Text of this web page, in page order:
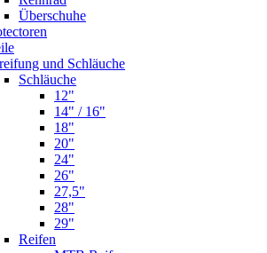
Überschuhe
und Schläuche
Schläuche
12"
14" / 16"
18"
20"
24"
26"
27,5"
28"
29"
Reifen